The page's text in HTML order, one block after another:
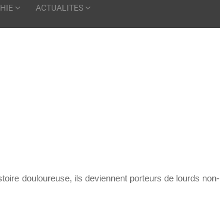
ACTUALITES
douloureuse, ils deviennent porteurs de lourds non-